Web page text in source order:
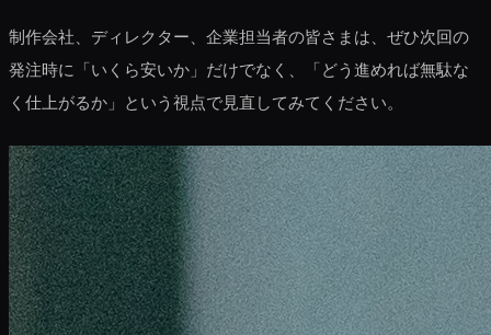
制作会社、ディレクター、企業担当者の皆さまは、ぜひ次回の
発注時に「いくら安いか」だけでなく、「どう進めれば無駄な
く仕上がるか」という視点で見直してみてください。